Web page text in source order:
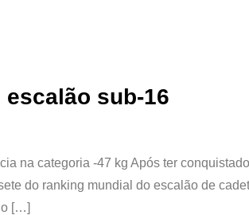
sub-16
na categoria -47 kg Após ter
do ranking mundial do escalão de
[…]